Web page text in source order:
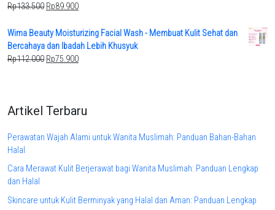
Rp133.500 Original
was:
Rp133.500.
Rp89.900Current
is:
Rp89.900.
Wima Beauty Moisturizing Facial Wash - Membuat Kulit Sehat dan
Bercahaya dan Ibadah Lebih Khusyuk
Rp112.000 Original
Rp75.900Current
Artikel Terbaru
Perawatan Wajah Alami untuk Wanita Muslimah: Panduan Bahan-Bahan
Halal
Cara Merawat Kulit Berjerawat bagi Wanita Muslimah: Panduan Lengkap
dan Halal
Skincare untuk Kulit Berminyak yang Halal dan Aman: Panduan Lengkap